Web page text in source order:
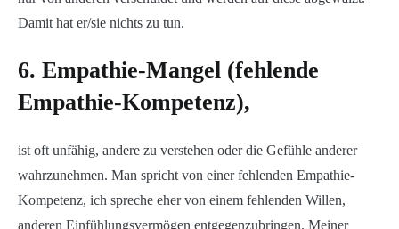
Damit hat er/sie nichts zu tun.
6. Empathie-Mangel (fehlende
Empathie-Kompetenz),
ist oft unfähig, andere zu verstehen oder die Gefühle anderer
wahrzunehmen. Man spricht von einer fehlenden Empathie-
Kompetenz, ich spreche eher von einem fehlenden Willen,
anderen Einfühlungsvermögen entgegenzubringen. Meiner